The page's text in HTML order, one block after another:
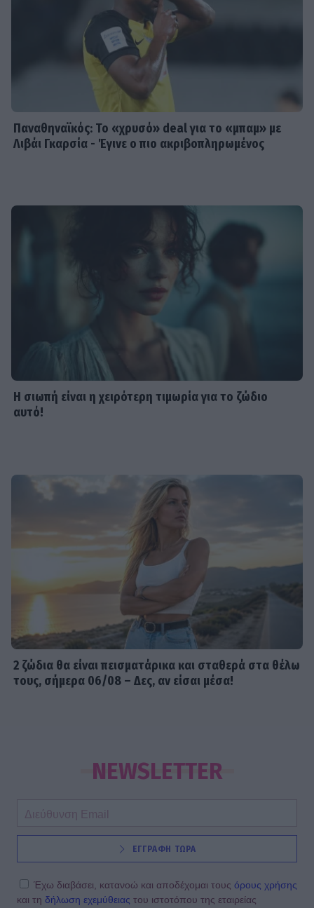
Παναθηναϊκός: Το «χρυσό» deal για το «μπαμ» με
Λιβάι Γκαρσία - Έγινε ο πιο ακριβοπληρωμένος
Η σιωπή είναι η χειρότερη τιμωρία για το ζώδιο
αυτό!
2 ζώδια θα είναι πεισματάρικα και σταθερά στα θέλω
τους, σήμερα 06/08 – Δες, αν είσαι μέσα!
NEWSLETTER
ΕΓΓΡΑΦΗ ΤΩΡΑ
Έχω διαβάσει, κατανοώ και αποδέχομαι τους όρους χρήσης
και τη δήλωση εχεμύθειας του ιστοτόπου της εταιρείας